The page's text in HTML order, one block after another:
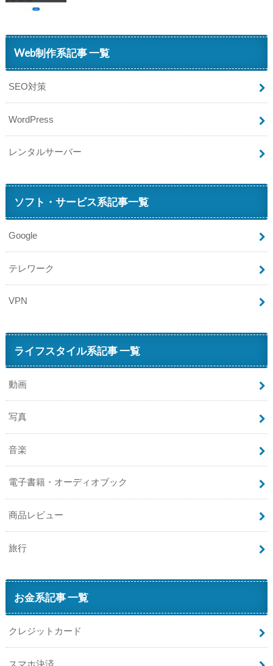
Web制作系記事 一覧
SEO対策
WordPress
レンタルサーバー
ソフト・サービス系記事一覧
Google
テレワーク
VPN
ライフスタイル系記事 一覧
動画
写真
音楽
電子書籍・オーディオブック
商品レビュー
旅行
お金系記事 一覧
クレジットカード
スマホ決済